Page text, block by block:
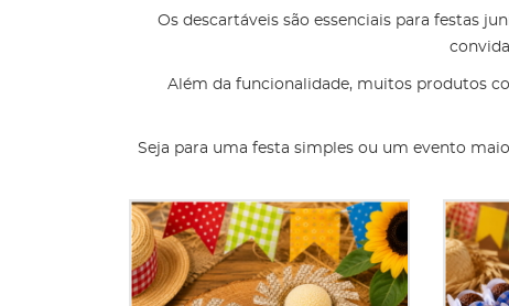
Os descartáveis são essenciais para festas
Além da funcionalidade, muitos produtos
Seja para uma festa simples ou um evento